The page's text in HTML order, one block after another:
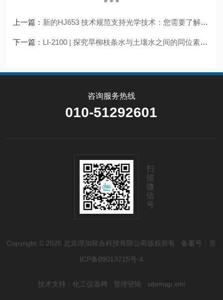
上一篇： 新的HJ653 技术规范支持光学技术：您需要了解的内容以及Palas® 能为您提供的帮助
下一篇： LI-2100 | 探究旱柳枝条水与土壤水之间的同位素失配现象
咨询服务热线
010-51292601
扫
描
微
信
号
Copyright © 2026 北京理加联合科技有限公司版权所有 备案号：京
ICP备09013715号-4
技术支持： 化工仪器网 管理登陆 sitemap.xml